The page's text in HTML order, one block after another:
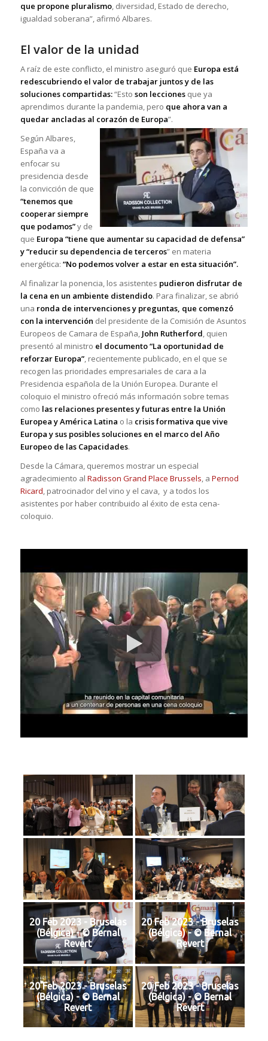
que propone pluralismo, diversidad, Estado de derecho,
igualdad soberana”, afirmó Albares.
El valor de la unidad
A raíz de este conflicto, el ministro aseguró que Europa está
redescubriendo el valor de trabajar juntos y de las
soluciones compartidas:“Esto son leccionesque ya
aprendimos durante la pandemia, pero que ahora van a
quedar ancladas al corazón de Europa”.
Según Albares,
España va a
enfocar su
presidencia desde
la convicción de que
“tenemos que
cooperar siempre
que podamos”y de
que Europa “tiene que aumentar su capacidad de defensa”
y “reducir su dependencia de terceros” en materia
energética: “No podemos volver a estar en esta situación”.
Al finalizar la ponencia, los asistentes pudieron disfrutar de
la cena en un ambiente distendido. Para finalizar, se abrió
una ronda de intervenciones y preguntas, que comenzó
con la intervención del presidente de la Comisión de Asuntos
Europeos de Camara de España, John Rutherford, quien
presentó al ministro el documento “La oportunidad de
reforzar Europa”, recientemente publicado, en el que se
recogen las prioridades empresariales de cara a la
Presidencia española de la Unión Europea. Durante el
coloquio el ministro ofreció más información sobre temas
como las relaciones presentes y futuras entre la Unión
Europea y América Latina o la crisis formativa que vive
Europa y sus posibles soluciones en el marco del Año
Europeo de las Capacidades.
Desde la Cámara, queremos mostrar un especial
agradecimiento al Radisson Grand Place Brussels, a Pernod
Ricard, patrocinador del vino y el cava, y a todos los
asistentes por haber contribuido al éxito de esta cena-
coloquio.
20 Feb 2023 - Bruselas
(Bélgica) - © Bernal
Revert
20 Feb 2023 - Bruselas
(Bélgica) - © Bernal
Revert
20 Feb 2023 - Bruselas
(Bélgica) - © Bernal
Revert
20 Feb 2023 - Bruselas
(Bélgica) - © Bernal
Revert